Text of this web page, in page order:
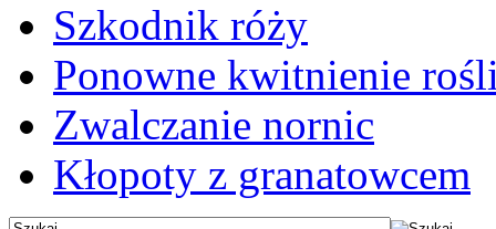
Szkodnik róży
Ponowne kwitnienie
Zwalczanie nornic
Kłopoty z granatowcem